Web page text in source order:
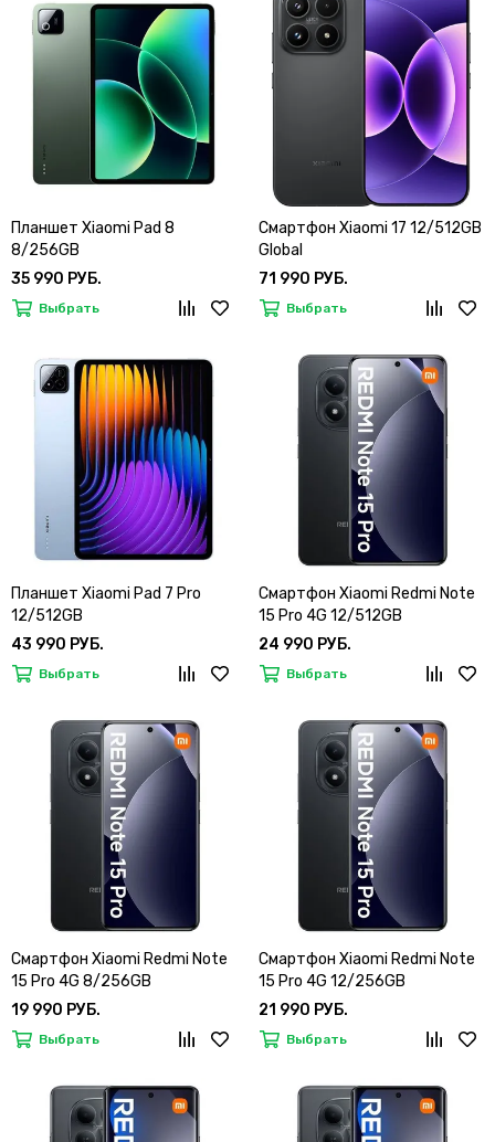
Планшет Xiaomi Pad 8
8/256GB
35 990 РУБ.
Выбрать
Смартфон Xiaomi 17 12/512GB
Global
71 990 РУБ.
Выбрать
Планшет Xiaomi Pad 7 Pro
12/512GB
43 990 РУБ.
Выбрать
Смартфон Xiaomi Redmi Note
15 Pro 4G 12/512GB
24 990 РУБ.
Выбрать
Смартфон Xiaomi Redmi Note
15 Pro 4G 8/256GB
19 990 РУБ.
Выбрать
Смартфон Xiaomi Redmi Note
15 Pro 4G 12/256GB
21 990 РУБ.
Выбрать